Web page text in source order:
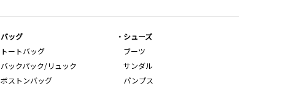
バッグ
トートバッグ
バックパック/リュック
ボストンバッグ
シューズ
ブーツ
サンダル
パンプス